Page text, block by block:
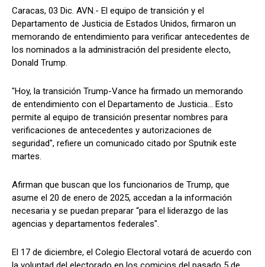
Caracas, 03 Dic. AVN.- El equipo de transición y el
Departamento de Justicia de Estados Unidos, firmaron un
memorando de entendimiento para verificar antecedentes de
los nominados a la administración del presidente electo,
Donald Trump.
"Hoy, la transición Trump-Vance ha firmado un memorando
de entendimiento con el Departamento de Justicia… Esto
permite al equipo de transición presentar nombres para
verificaciones de antecedentes y autorizaciones de
seguridad", refiere un comunicado citado por Sputnik este
martes.
Afirman que buscan que los funcionarios de Trump, que
asume el 20 de enero de 2025, accedan a la información
necesaria y se puedan preparar “para el liderazgo de las
agencias y departamentos federales".
El 17 de diciembre, el Colegio Electoral votará de acuerdo con